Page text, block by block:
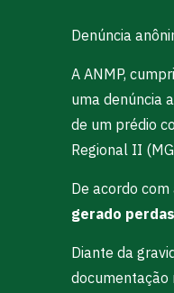
Denúncia
A ANMP,
uma denúncia
de um prédio
Regional II
De acordo
gerado
Diante da
documentação